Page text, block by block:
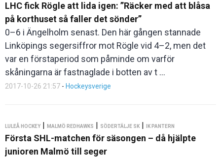
LHC fick Rögle att lida igen: ”Räcker med att blåsa
på korthuset så faller det sönder”
0–6 i Ängelholm senast. Den här gången stannade
Linköpings segersiffror mot Rögle vid 4–2, men det
var en förstaperiod som påminde om varför
skåningarna är fastnaglade i botten av t ...
2017-10-26 21:57 - Hockeysverige
LULEÅ HOCKEY | MALMÖ REDHAWKS | SÖDERTÄLJE SK | IK PANTERN
Första SHL-matchen för säsongen – då hjälpte
junioren Malmö till seger